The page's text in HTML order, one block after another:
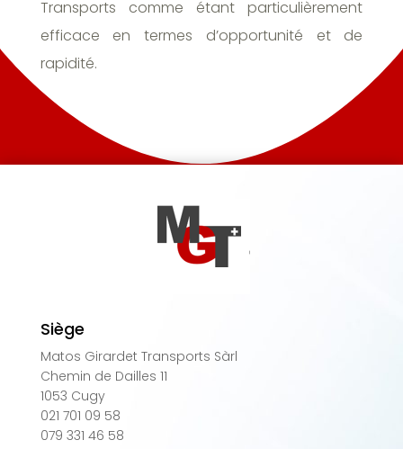
Transports comme étant particulièrement
efficace en termes d’opportunité et de
rapidité.
Siège
Matos Girardet Transports Sàrl
Chemin de Dailles 11
1053 Cugy
021 701 09 58
079 331 46 58